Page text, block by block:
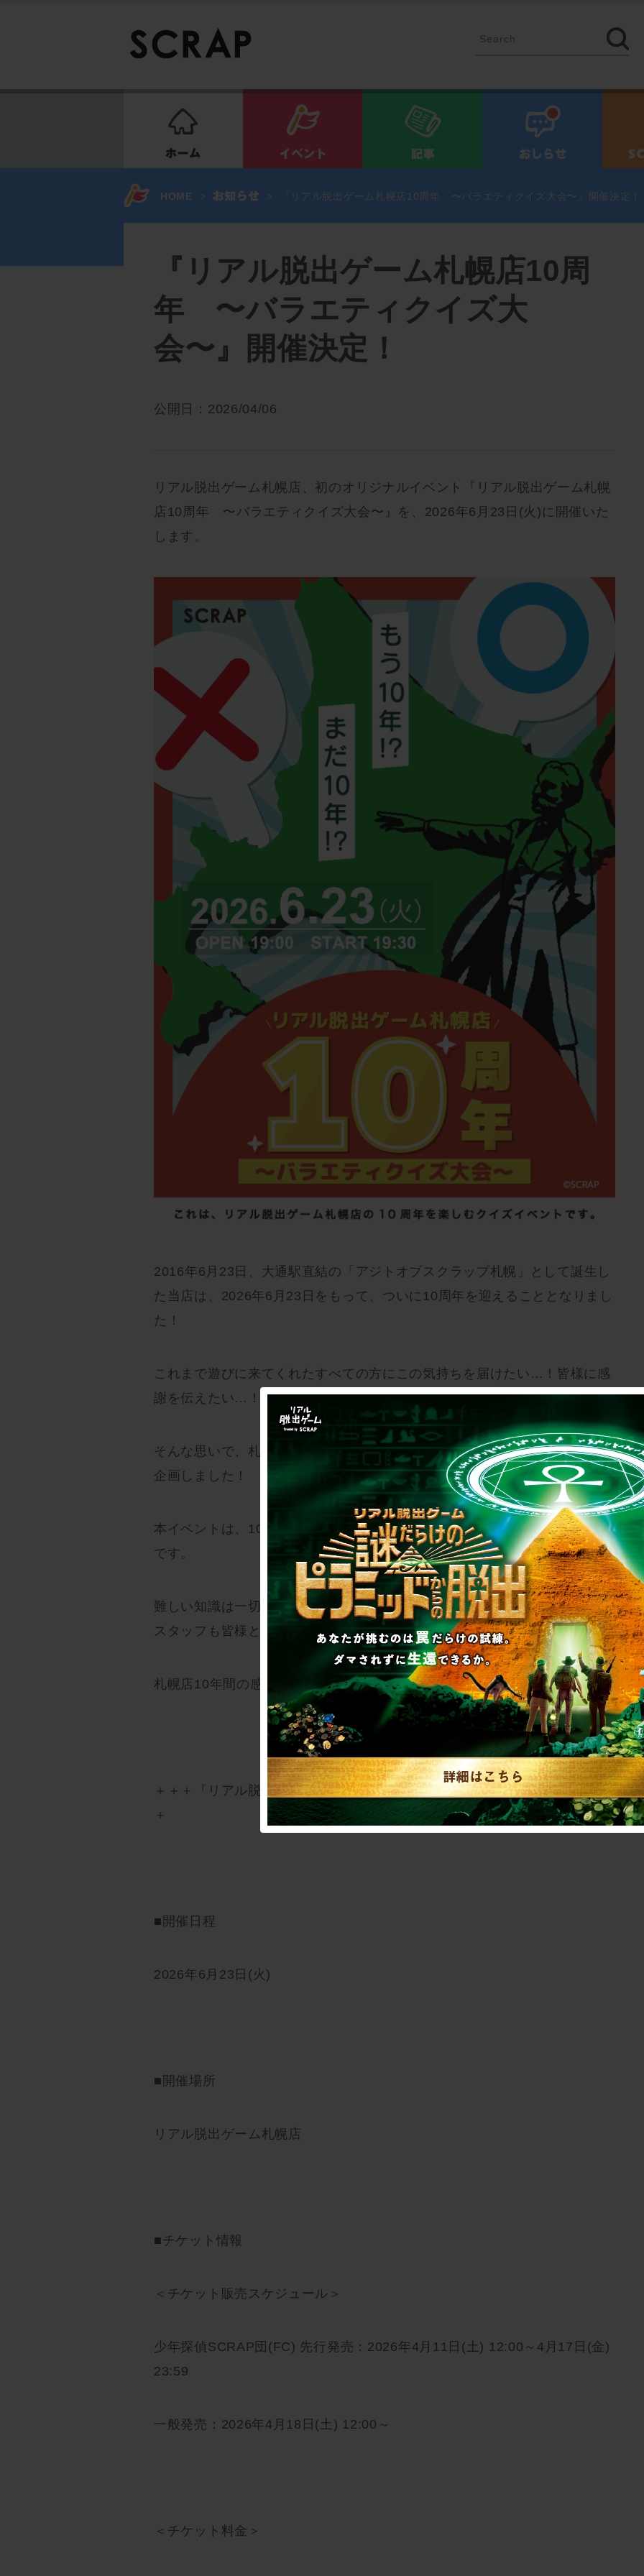
HOME > > 『リアル脱出ゲーム札幌店10周年 〜バラエティクイズ大会〜』開催決定！
『リアル脱出ゲーム札幌店10周
年 〜バラエティクイズ大
会〜』開催決定！
公開日：2026/04/06
リアル脱出ゲーム札幌店、初のオリジナルイベント『リアル脱出ゲーム札幌
店10周年 〜バラエティクイズ大会〜』を、2026年6月23日(火)に開催いた
します。
2016年6月23日、大通駅直結の「アジトオブスクラップ札幌」として誕生し
た当店は、2026年6月23日をもって、ついに10周年を迎えることとなりまし
た！
これまで遊びに来てくれたすべての方にこの気持ちを届けたい…！皆様に感
謝を伝えたい…！
そんな思いで、札幌店初の平日イベントとしてバラエティクイズイベントを
企画しました！
本イベントは、10周年を皆で楽しむためのバラエティ豊かなクイズイベント
です。
難しい知識は一切不要！「なんでもござれ」のクイズを多数用意しており、
スタッフも皆様と一緒に全力で楽しみます。
札幌店10年間の感謝を込めた一夜を、ぜひ一緒に過ごしませんか？
＋＋＋『リアル脱出ゲーム札幌店10周年 〜バラエティクイズ大会〜』＋＋
＋
■開催日程
2026年6月23日(火)
■開催場所
リアル脱出ゲーム札幌店
■チケット情報
＜チケット販売スケジュール＞
少年探偵SCRAP団(FC) 先行発売：2026年4月11日(土) 12:00～4月17日(金)
23:59
一般発売：2026年4月18日(土) 12:00～
＜チケット料金＞